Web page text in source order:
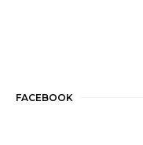
FACEBOOK